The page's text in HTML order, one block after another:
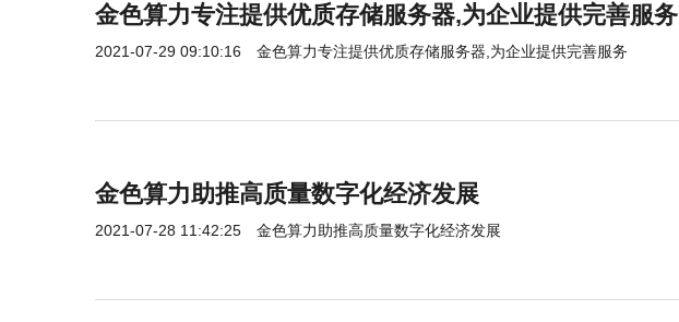
金色算力专注提供优质存储服务器,为企业提供完善服务
2021-07-29 09:10:16 金色算力专注提供优质存储服务器,为企业提供完善服务
金色算力助推高质量数字化经济发展
2021-07-28 11:42:25 金色算力助推高质量数字化经济发展